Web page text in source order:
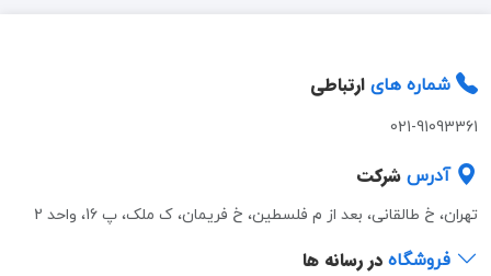
شماره های ارتباطی
021-91093361
آدرس شرکت
تهران، خ طالقانی، بعد از م فلسطین، خ فریمان، ک ملک، پ 16، واحد 2
فروشگاه در رسانه ها